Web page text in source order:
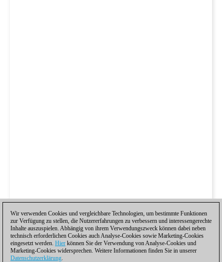
Wir verwenden Cookies und vergleichbare Technologien, um bestimmte Funktionen
zur Verfügung zu stellen, die Nutzererfahrungen zu verbessern und interessengerechte
Inhalte auszuspielen. Abhängig von ihrem Verwendungszweck können dabei neben
technisch erforderlichen Cookies auch Analyse-Cookies sowie Marketing-Cookies
eingesetzt werden. Hier können Sie der Verwendung von Analyse-Cookies und
Marketing-Cookies widersprechen. Weitere Informationen finden Sie in unserer
Datenschutzerklärung.